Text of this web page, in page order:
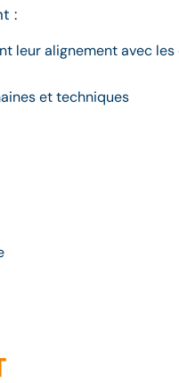
:
leur alignement avec
et techniques